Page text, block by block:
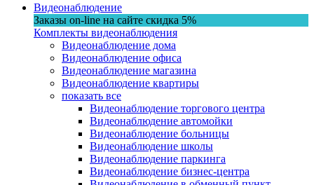
Видеонаблюдение
Заказы on-line на сaйте скидка 5%
Комплекты видеонаблюдения
Видеонаблюдение дома
Видеонаблюдение офиса
Видеонаблюдение магазина
Видеонаблюдение квартиры
показать все
Видеонаблюдение торгового центра
Видеонаблюдение автомойки
Видеонаблюдение больницы
Видеонаблюдение школы
Видеонаблюдение паркинга
Видеонаблюдение бизнес-центра